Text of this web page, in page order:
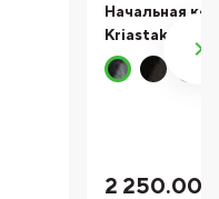
Начальная
Kriastak Antik
2 250.00